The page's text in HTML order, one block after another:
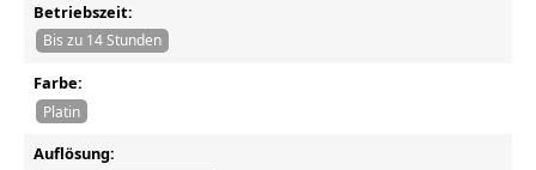
Betriebszeit:
Bis zu 14 Stunden
Farbe:
Platin
Auflösung: